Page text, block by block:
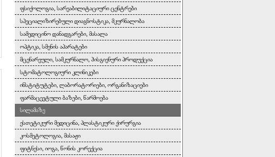
ფსიქოლოგია, სარეაბილიტაციური ცენტრები
სპეციალიზირებული დიაგნოსტიკა, მკურნალობა
სამედიცინო დანადგარები, მასალა
ოპტიკა, სმენის აპარატები
მცენარეული, სამკურნალო, ჰისგიენური პროდუქცია
სტომატოლოგიური კლინიკები
ინსტიტუტები, ლაბორატორიები, ორგანიზაციები
ფარმაცევტული ბაზები, წარმოება
სილამაზე
ესთეტიკური მედიცინა, პლასტიკური ქირურგია
კოსმეტოლოგია, მასაჟი
ფიტნესი, იოგა, წონის კორექცია